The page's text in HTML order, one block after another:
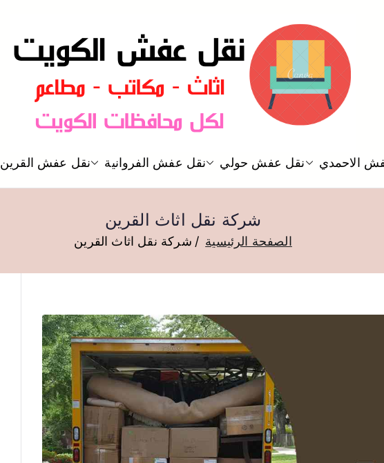
نقل عفش
نقل عفش الكويت الاحمدي نقل عفش حولي نقل عفش الفروانية نقل عفش القرين
شركة نقل اثاث القرين
الصفحة الرئيسية شركة نقل اثاث القرين